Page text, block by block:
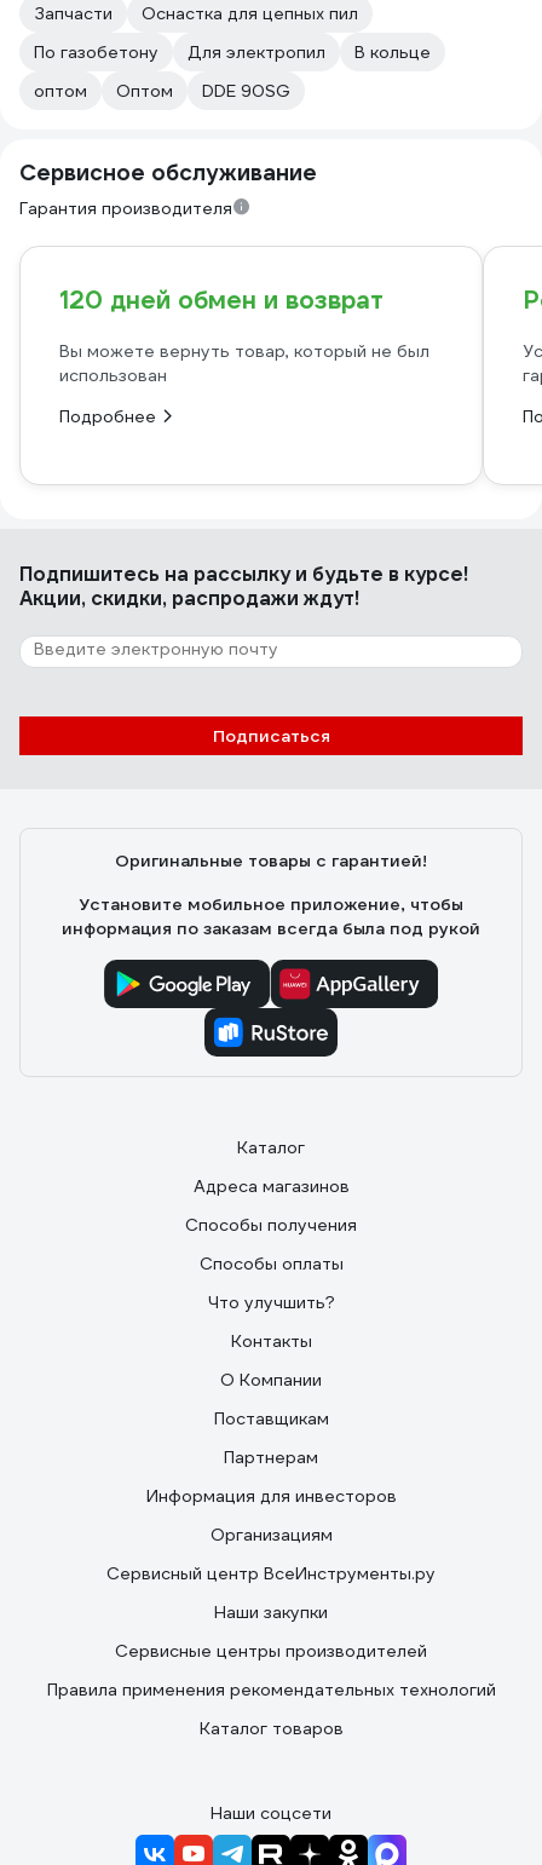
Запчасти
Оснастка для цепных пил
По газобетону
Для электропил
В кольце
оптом
Оптом DDE 90SG
Сервисное обслуживание
Гарантия производителя
120 дней обмен и возврат
Вы можете вернуть товар, который не был
использован
Подробнее
Подпишитесь на рассылкуи будьте в курсе!
Акции, скидки, распродажи ждут!
Подписаться
Оригинальные товары с гарантией!
Установите мобильное приложение, чтобы
информация по заказам всегда была под рукой
Каталог
Адреса магазинов
Способы получения
Способы оплаты
Что улучшить?
Контакты
О Компании
Поставщикам
Партнерам
Информация для инвесторов
Организациям
Сервисный центр ВсеИнструменты.ру
Наши закупки
Сервисные центры производителей
Правила применения рекомендательных технологий
Каталог товаров
Наши соцсети